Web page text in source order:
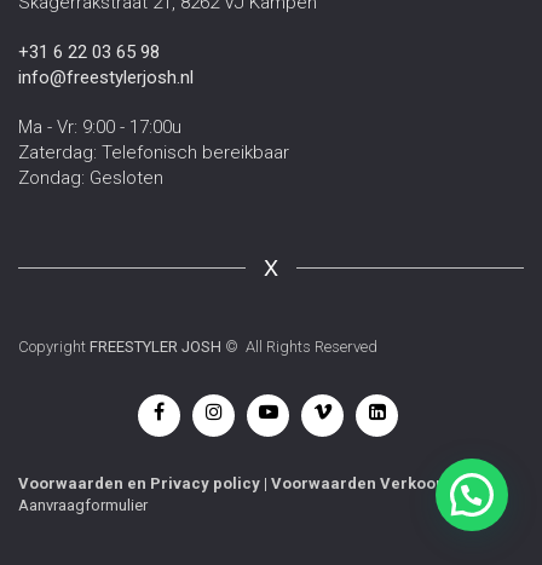
+31 6 22 03 65 98
info@freestylerjosh.nl
Ma - Vr: 9:00 - 17:00u
Zaterdag: Telefonisch bereikbaar
Zondag: Gesloten
X
Copyright FREESTYLER JOSH © All Rights Reserved
Voorwaarden en Privacy policy | Voorwaarden Verkoop |
Aanvraagformulier